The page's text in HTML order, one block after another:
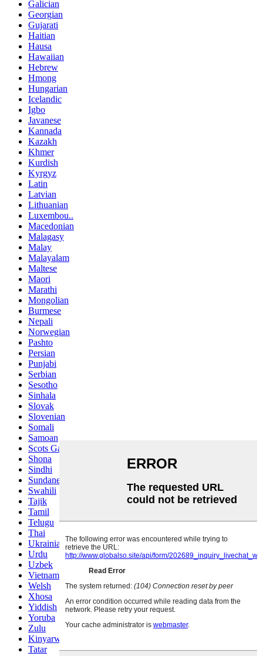
Galician
Georgian
Gujarati
Haitian
Hausa
Hawaiian
Hebrew
Hmong
Hungarian
Icelandic
Igbo
Javanese
Kannada
Kazakh
Khmer
Kurdish
Kyrgyz
Latin
Latvian
Lithuanian
Luxembou..
Macedonian
Malagasy
Malay
Malayalam
Maltese
Maori
Marathi
Mongolian
Burmese
Nepali
Norwegian
Pashto
Persian
Punjabi
Serbian
Sesotho
Sinhala
Slovak
Slovenian
Somali
Samoan
Scots Gaelic
Shona
Sindhi
Sundanese
Swahili
Tajik
Tamil
Telugu
Thai
Ukrainian
Urdu
Uzbek
Vietnamese
Welsh
Xhosa
Yiddish
Yoruba
Zulu
Kinyarwanda
Tatar